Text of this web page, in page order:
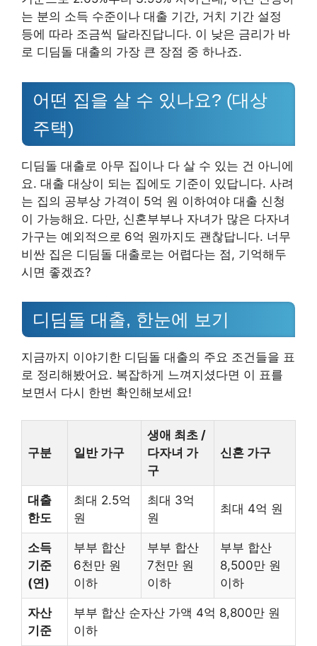
는 분의 소득 수준이나 대출 기간, 거치 기간 설정
등에 따라 조금씩 달라진답니다. 이 낮은 금리가 바
로 디딤돌 대출의 가장 큰 장점 중 하나죠.
어떤 집을 살 수 있나요? (대상
주택)
디딤돌 대출로 아무 집이나 다 살 수 있는 건 아니에
요. 대출 대상이 되는 집에도 기준이 있답니다. 사려
는 집의 공부상 가격이 5억 원 이하여야 대출 신청
이 가능해요. 다만, 신혼부부나 자녀가 많은 다자녀
가구는 예외적으로 6억 원까지도 괜찮답니다. 너무
비싼 집은 디딤돌 대출로는 어렵다는 점, 기억해두
시면 좋겠죠?
디딤돌 대출, 한눈에 보기
지금까지 이야기한 디딤돌 대출의 주요 조건들을 표
로 정리해봤어요. 복잡하게 느껴지셨다면 이 표를
보면서 다시 한번 확인해보세요!
구분 일반 가구
생애 최초 /
다자녀 가
구
신혼 가구
대출
한도
최대 2.5억
원
최대 3억
원
최대 4억 원
소득
기준
(연)
부부 합산
6천만 원
이하
부부 합산
7천만 원
이하
부부 합산
8,500만 원
이하
자산
기준
부부 합산 순자산 가액 4억 8,800만 원
이하